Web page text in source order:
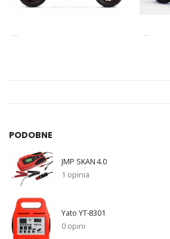
...
PODOBNE
JMP SKAN 4.0
1 opinia
Yato YT-8301
0 opini